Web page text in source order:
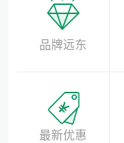
品牌远东
最新优惠